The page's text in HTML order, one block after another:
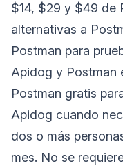
$14, $29 y $49 de
alternativas a
Postman para
Apidog y Postman
Postman gratis
Apidog cuando
dos o más
mes. No se